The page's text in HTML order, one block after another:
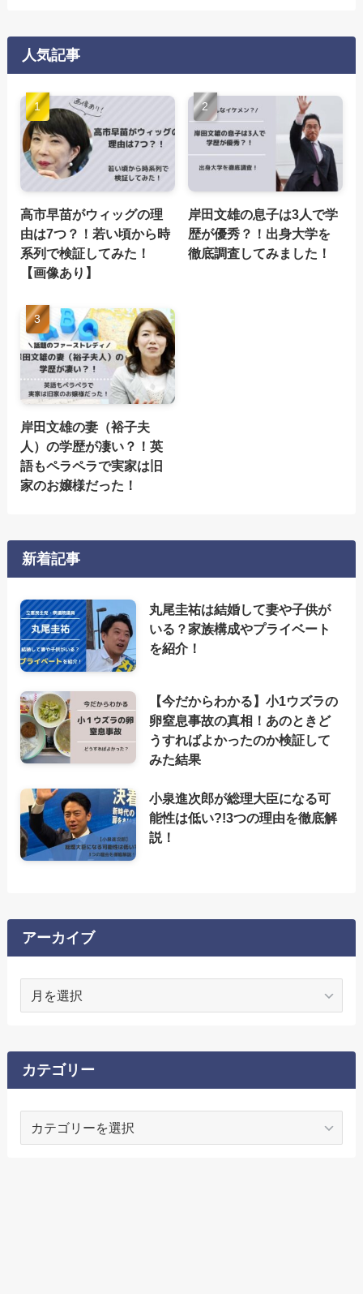
人気記事
高市早苗がウィッグの理
由は7つ？！若い頃から時
系列で検証してみた！
【画像あり】
岸田文雄の息子は3人で学
歴が優秀？！出身大学を
徹底調査してみました！
岸田文雄の妻（裕子夫
人）の学歴が凄い？！英
語もペラペラで実家は旧
家のお嬢様だった！
新着記事
丸尾圭祐は結婚して妻や子供が
いる？家族構成やプライベート
を紹介！
【今だからわかる】小1ウズラの
卵窒息事故の真相！あのときど
うすればよかったのか検証して
みた結果
小泉進次郎が総理大臣になる可
能性は低い?!3つの理由を徹底解
説！
アーカイブ
イ
ブ
カテゴリー